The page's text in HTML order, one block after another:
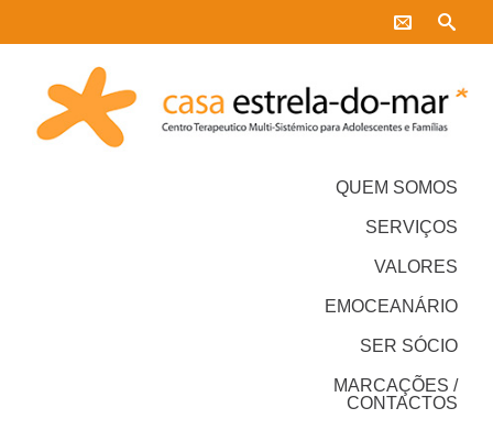
QUEM SOMOS
SERVIÇOS
VALORES
EMOCEANÁRIO
SER SÓCIO
MARCAÇÕES /
CONTACTOS